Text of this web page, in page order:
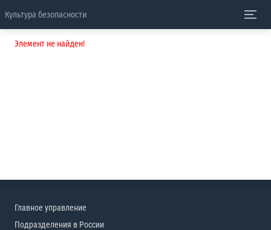
Культура безопасности
Элемент не найден!
Главное управление
Подразделения в России